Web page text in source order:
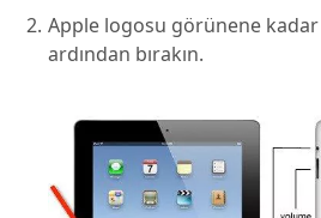
Apple logosu görünene kadar
ardından bırakın.